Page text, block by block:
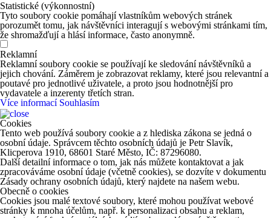
Statistické (výkonnostní)
Tyto soubory cookie pomáhají vlastníkům webových stránek
porozumět tomu, jak návštěvníci interagují s webovými stránkami tím,
že shromažďují a hlásí informace, často anonymně.
Reklamní
Reklamní soubory cookie se používají ke sledování návštěvníků a
jejich chování. Záměrem je zobrazovat reklamy, které jsou relevantní a
poutavé pro jednotlivé uživatele, a proto jsou hodnotnější pro
vydavatele a inzerenty třetích stran.
Více informací Souhlasím
Cookies
Tento web používá soubory cookie a z hlediska zákona se jedná o
osobní údaje. Správcem těchto osobních údajů je Petr Slavík,
Klicperova 1910, 68601 Staré Město, IČ: 87296080.
Další detailní informace o tom, jak nás můžete kontaktovat a jak
zpracováváme osobní údaje (včetně cookies), se dozvíte v dokumentu
Zásady ochrany osobních údajů, který najdete na našem webu.
Obecně o cookies
Cookies jsou malé textové soubory, které mohou používat webové
stránky k mnoha účelům, např. k personalizaci obsahu a reklam,